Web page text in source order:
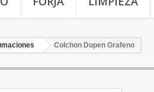
Colchon Dupen Grafeno